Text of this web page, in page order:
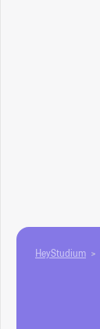
HeyStudium